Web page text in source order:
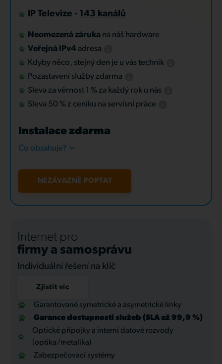
IP Televize - 143 kanálů
Neomezená záruka na náš hardware
Veřejná IPv4 adresa
Kdyby něco, stejný den je u vás technik
Pozastavení služby zdarma
Sleva za věrnost 1 % za každý rok u nás
Sleva 50 % z ceníku na servisní práce
Instalace zdarma
Co obsahuje?
NEZÁVAZNĚ POPTAT
Internet pro
firmy a samosprávu
Individuální řešení na klíč
Zjistit víc
Garantované symetrické a asymetrické linky
Garance dostupnosti služeb (SLA až 99,9 %)
Optické přípojky a interní datové rozvody
(optika/metalika)
Zabezpečovací systémy